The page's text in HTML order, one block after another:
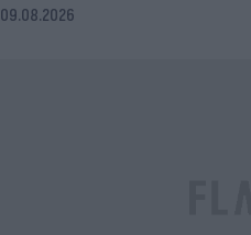
09.08.2026